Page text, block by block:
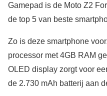
Gamepad is de Moto Z2
de top 5 van beste
Zo is deze smartphone
processor met 4GB RAM
OLED display zorgt voor
de 2.730 mAh batterij aan